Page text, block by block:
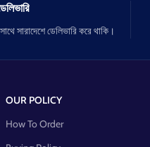
সারাদেশে ডেলিভারি করে থাকি।
OUR POLICY
How To Order